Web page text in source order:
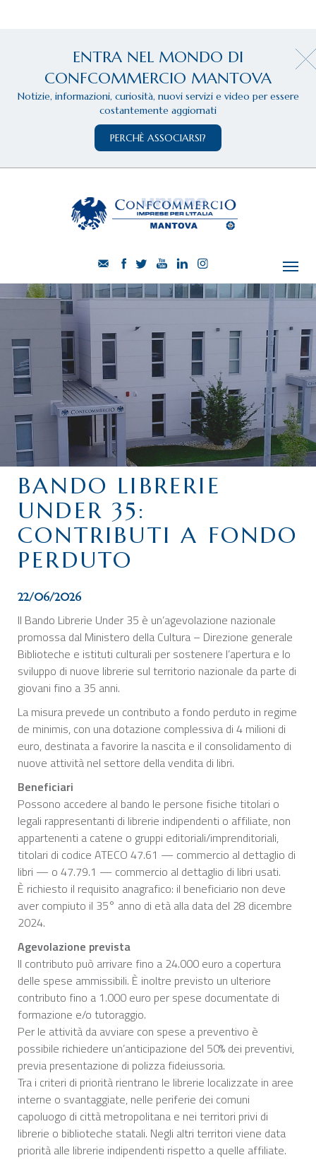
ENTRA NEL MONDO DI
CONFCOMMERCIO MANTOVA
Notizie, informazioni, curiosità, nuovi servizi e video per essere
costantemente aggiornati
PERCHÈ ASSOCIARSI?
CHI SIAMO
SERVIZI
CATEGORIE
DELEGAZIONI
ATTIVITÀ STORICHE
PERIODICO
PERCHÉ ASSOCIARSI?
DOVE SIAMO
CONTATTI
BANDO LIBRERIE
UNDER 35:
CONTRIBUTI A FONDO
PERDUTO
22/06/2026
Il Bando Librerie Under 35 è un’agevolazione nazionale
promossa dal Ministero della Cultura – Direzione generale
Biblioteche e istituti culturali per sostenere l’apertura e lo
sviluppo di nuove librerie sul territorio nazionale da parte di
giovani fino a 35 anni.
La misura prevede un contributo a fondo perduto in regime
de minimis, con una dotazione complessiva di 4 milioni di
euro, destinata a favorire la nascita e il consolidamento di
nuove attività nel settore della vendita di libri.
Beneficiari
Possono accedere al bando le persone fisiche titolari o
legali rappresentanti di librerie indipendenti o affiliate, non
appartenenti a catene o gruppi editoriali/imprenditoriali,
titolari di codice ATECO 47.61 — commercio al dettaglio di
libri — o 47.79.1 — commercio al dettaglio di libri usati.
È richiesto il requisito anagrafico: il beneficiario non deve
aver compiuto il 35° anno di età alla data del 28 dicembre
2024.
Agevolazione prevista
Il contributo può arrivare fino a 24.000 euro a copertura
delle spese ammissibili. È inoltre previsto un ulteriore
contributo fino a 1.000 euro per spese documentate di
formazione e/o tutoraggio.
Per le attività da avviare con spese a preventivo è
possibile richiedere un’anticipazione del 50% dei preventivi,
previa presentazione di polizza fideiussoria.
Tra i criteri di priorità rientrano le librerie localizzate in aree
interne o svantaggiate, nelle periferie dei comuni
capoluogo di città metropolitana e nei territori privi di
librerie o biblioteche statali. Negli altri territori viene data
priorità alle librerie indipendenti rispetto a quelle affiliate.